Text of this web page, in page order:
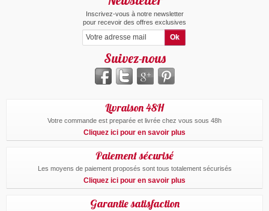
Inscrivez-vous à notre newsletter
pour recevoir des offres exclusives
Suivez-nous
Livraison 48H
Votre commande est preparée et livrée chez vous sous 48h
Cliquez ici pour en savoir plus
Paiement sécurisé
Les moyens de paiement proposés sont tous totalement sécurisés
Cliquez ici pour en savoir plus
Garantie satisfaction